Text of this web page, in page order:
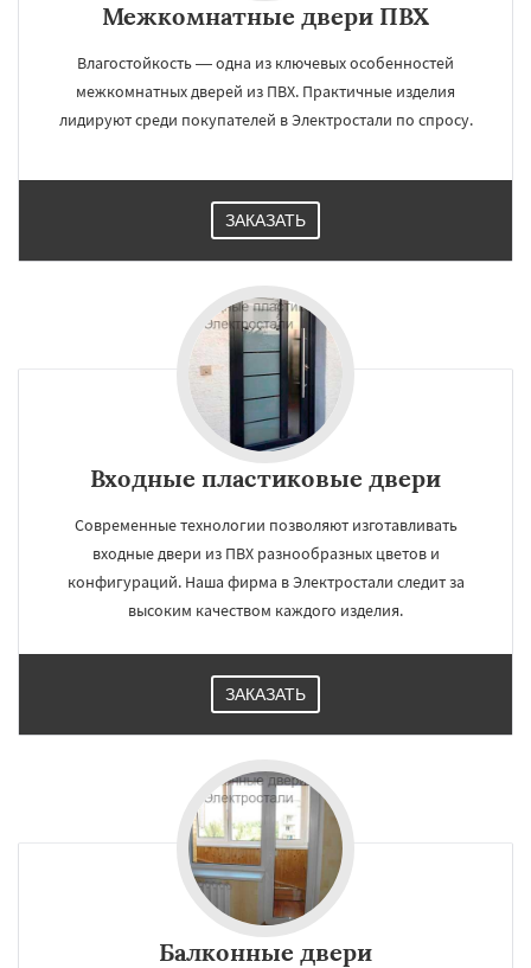
Межкомнатные двери ПВХ
Влагостойкость — одна из ключевых особенностей
межкомнатных дверей из ПВХ. Практичные изделия
лидируют среди покупателей в Электростали по спросу.
ЗАКАЗАТЬ
Входные пластиковые двери
Современные технологии позволяют изготавливать
входные двери из ПВХ разнообразных цветов и
конфигураций. Наша фирма в Электростали следит за
высоким качеством каждого изделия.
ЗАКАЗАТЬ
Балконные двери